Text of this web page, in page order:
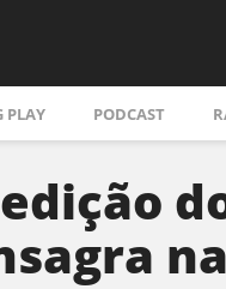
PLAY PODCAST
edição